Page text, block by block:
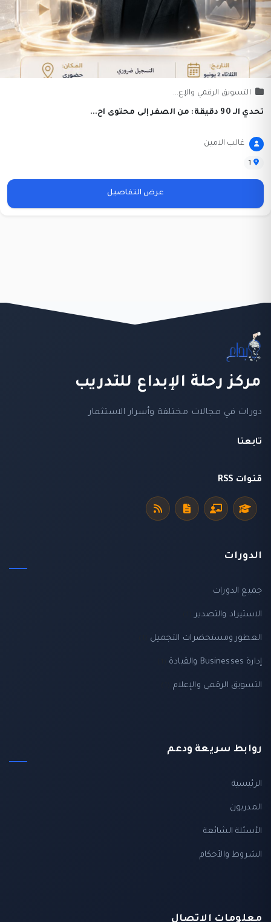
التسويق الرقمي والإع...
تحدي الـ 90 دقيقة: من الصفر إلى محتوى اح...
غالب الامين
1
عرض التفاصيل
مركز رحلة الإبداع للتدريب
دورات في مجالات مختلفة وأسرار الاستثمار
تابعنا
قنوات RSS
الدورات
جميع الدورات
الاستيراد والتصدير(1)
العطور ومستحضرات التجميل(1)
إدارة Businesses والقيادة (1)
التسويق الرقمي والإعلام(1)
روابط سريعة ودعم
الرئيسية
المدربون
الأسئلة الشائعة
الشروط والأحكام
معلومات الاتصال